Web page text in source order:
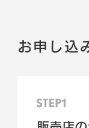
お申し込